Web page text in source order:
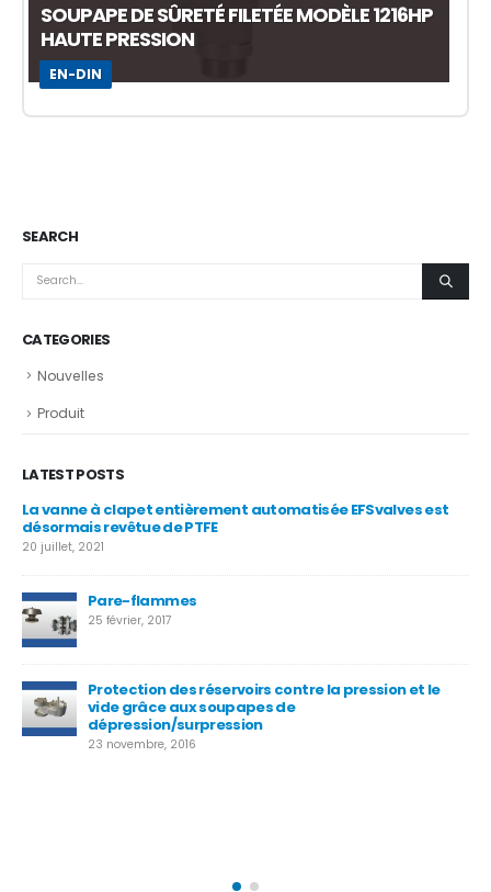
SOUPAPE DE SÛRETÉ FILETÉE MODÈLE 1216HP
HAUTE PRESSION
EN-DIN
SEARCH
CATEGORIES
Nouvelles
Produit
LATEST POSTS
à clapet entièrement automatisée EFSvalves est
revêtue de PTFE
2021
Pare-flammes
25 février, 2017
Protection des réservoirs contre la pression et le
vide grâce aux soupapes de
dépression/surpression
23 novembre, 2016